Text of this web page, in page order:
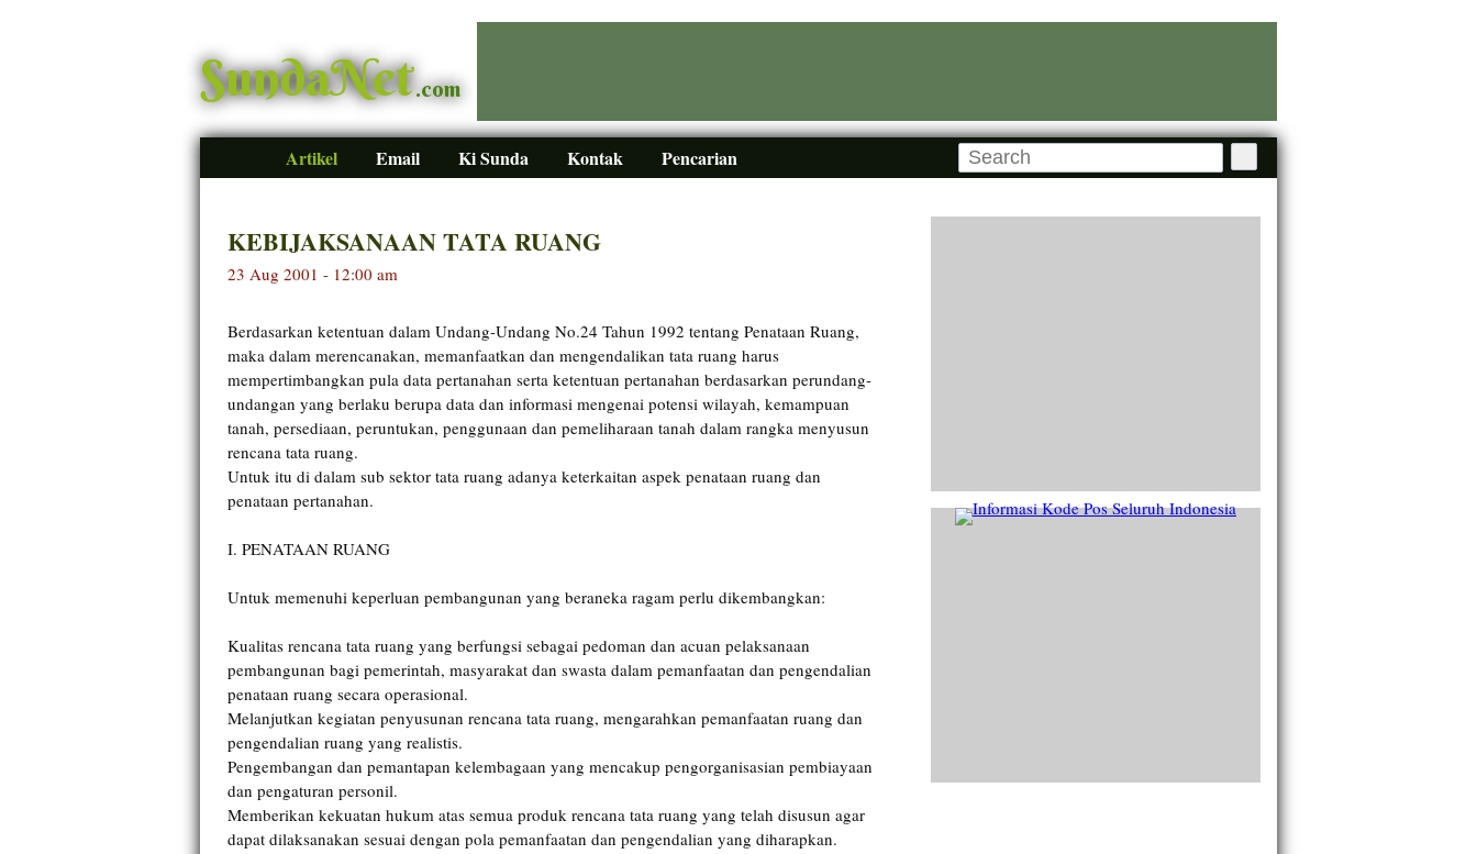
SundaNet.com
Artikel Email Ki Sunda Kontak Pencarian
KEBIJAKSANAAN TATA RUANG
23 Aug 2001 - 12:00 am
Berdasarkan ketentuan dalam Undang-Undang No.24 Tahun 1992 tentang Penataan Ruang,
maka dalam merencanakan, memanfaatkan dan mengendalikan tata ruang harus
mempertimbangkan pula data pertanahan serta ketentuan pertanahan berdasarkan perundang-
undangan yang berlaku berupa data dan informasi mengenai potensi wilayah, kemampuan
tanah, persediaan, peruntukan, penggunaan dan pemeliharaan tanah dalam rangka menyusun
rencana tata ruang.
Untuk itu di dalam sub sektor tata ruang adanya keterkaitan aspek penataan ruang dan
penataan pertanahan.
I. PENATAAN RUANG
Untuk memenuhi keperluan pembangunan yang beraneka ragam perlu dikembangkan:
Kualitas rencana tata ruang yang berfungsi sebagai pedoman dan acuan pelaksanaan
pembangunan bagi pemerintah, masyarakat dan swasta dalam pemanfaatan dan pengendalian
penataan ruang secara operasional.
Melanjutkan kegiatan penyusunan rencana tata ruang, mengarahkan pemanfaatan ruang dan
pengendalian ruang yang realistis.
Pengembangan dan pemantapan kelembagaan yang mencakup pengorganisasian pembiayaan
dan pengaturan personil.
Memberikan kekuatan hukum atas semua produk rencana tata ruang yang telah disusun agar
dapat dilaksanakan sesuai dengan pola pemanfaatan dan pengendalian yang diharapkan.